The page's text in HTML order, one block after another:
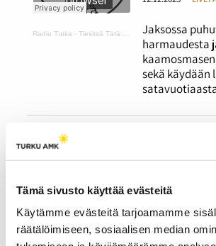
Tämä sivusto käyttää evästeitä
Käytämme evästeitä tarjoamamme
räätälöimiseen, sosiaalisen median
Radio Tutka ·Tiesitsä Tätä: harmaus ja Disneyn synttärit
Jaksossa
harmaudesta
sekä käydään
Radio Tutka·Tiesitsä Tätä: Halloween
12.12.2023
Jaksossa
halloweenista